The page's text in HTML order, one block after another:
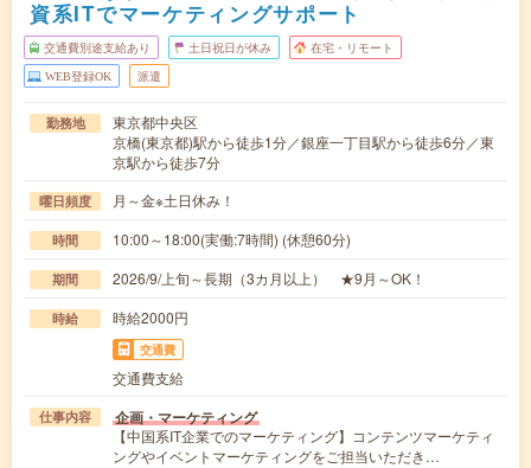
資系ITでマーケティングサポート
交通費別途支給あり 土日祝日が休み 在宅・リモート
WEB登録OK 派遣
勤務地
東京都中央区
京橋(東京都)駅から徒歩1分／銀座一丁目駅から徒歩6分／東
京駅から徒歩7分
曜日頻度 月～金※土日休み！
時間 10:00～18:00(実働:7時間) (休憩60分)
期間 2026/9/上旬～長期（3カ月以上） ★9月～OK！
時給 時給2000円
交通費
交通費支給
仕事内容 企画・マーケティング
【中国系IT企業でのマーケティング】コンテンツマーケティ
ングやイベントマーケティングをご担当いただき…